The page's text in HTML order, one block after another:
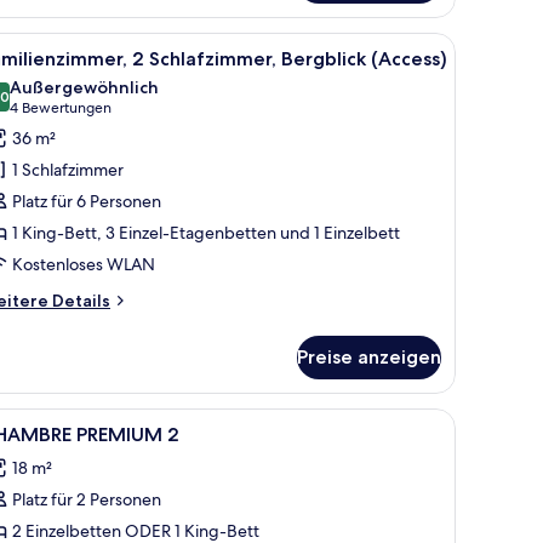
Schlafcouch und einem Fenster mit Blick auf Grünflächen.
Schlafzimmer,
Hochwertige Bettwaren, Zimmersafe,
8 2 Schlafzimmer, Bergblick (Access)
von 10
Außergewöhnlich
4 Bewertungen
(4
Bewertungen)
36 m²
1 Schlafzimmer
Platz für 6 Personen
1 King-Bett, 3 Einzel-Etagenbetten und 1 Einzelbett
Kostenloses WLAN
Details
Preise anzeigen
Vorhängen. Ein Hotelzimmer mit einem großen Bett,
2 PREMIUM 2
18 m²
Platz für 2 Personen
2 Einzelbetten ODER 1 King-Bett